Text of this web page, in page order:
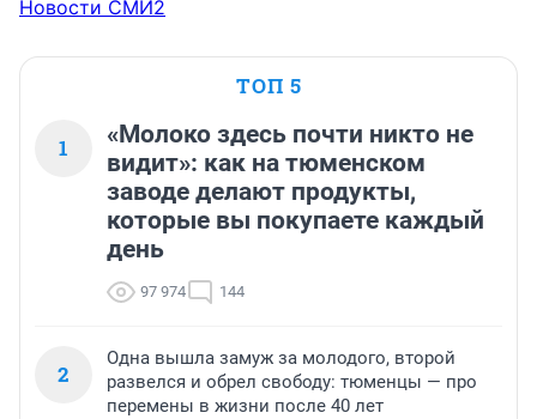
Новости СМИ2
ТОП 5
1
«Молоко здесь почти никто не
видит»: как на тюменском
заводе делают продукты,
которые вы покупаете каждый
день
97 974 144
2
Одна вышла замуж за молодого, второй
развелся и обрел свободу: тюменцы — про
перемены в жизни после 40 лет